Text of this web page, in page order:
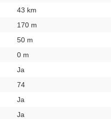
43 km
170 m
50 m
0 m
Ja
74
Ja
Ja